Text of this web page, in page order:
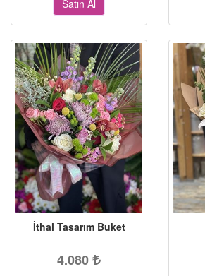
Satın Al
İthal Tasarım Buket
4.080